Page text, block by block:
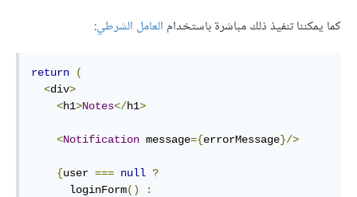
كما يمكننا تنفيذ ذلك مباشرة باستخدام العامل الشرطي:
return
(
<div>
<h1>Notes</h1>
<Notification message={errorMessage}/>
{user === null ?
      loginForm
()
: